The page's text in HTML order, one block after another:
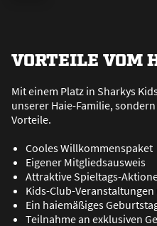
VORTEILE VOM
Mit einem Platz in Sharkys
unserer Haie-Familie,
Vorteile.
Cooles Willkommenspaket
Eigener Mitgliedsausweis
Attraktive Spieltags-
Kids-Club-
Ein haiemäßiges
Teilnahme an exklusiven